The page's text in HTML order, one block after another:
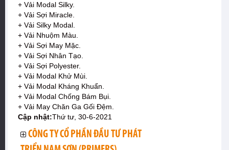
+ Vải Modal Silky.
+ Vải Sợi Miracle.
+ Vải Silky Modal.
+ Vải Nhuộm Màu.
+ Vải Sợi May Mặc.
+ Vải Sợi Nhân Tạo.
+ Vải Sợi Polyester.
+ Vải Modal Khử Mùi.
+ Vải Modal Kháng Khuẩn.
+ Vải Modal Chống Bám Bụi.
+ Vải May Chăn Ga Gối Đệm.
Cập nhật:Thứ tư, 30-6-2021
CÔNG TY CỔ PHẦN ĐẦU TƯ PHÁT